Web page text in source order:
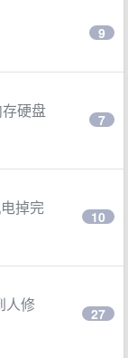
9
硬盘
7
掉完
10
人修
27